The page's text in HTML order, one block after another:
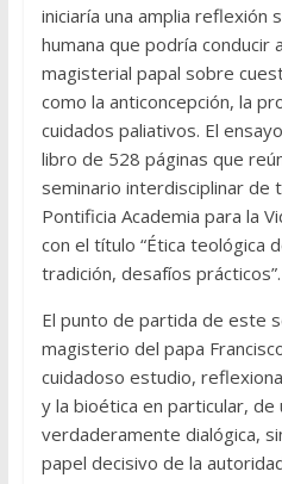
iniciaría una amplia reflexión
humana que podría conducir
magisterial papal sobre
como la anticoncepción, la
cuidados paliativos. El
libro de 528 páginas que
seminario interdisciplinar de
Pontificia Academia para la
con el título “Ética teológica
tradición, desafíos prácticos”.
El punto de partida de este
magisterio del papa
cuidadoso estudio,
y la bioética en particular, de
verdaderamente dialógica,
papel decisivo de la